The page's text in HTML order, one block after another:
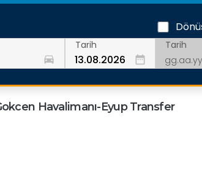
drive_eta
Tarih
date_range
Tarih
Havalimanı-Eyup Transfer